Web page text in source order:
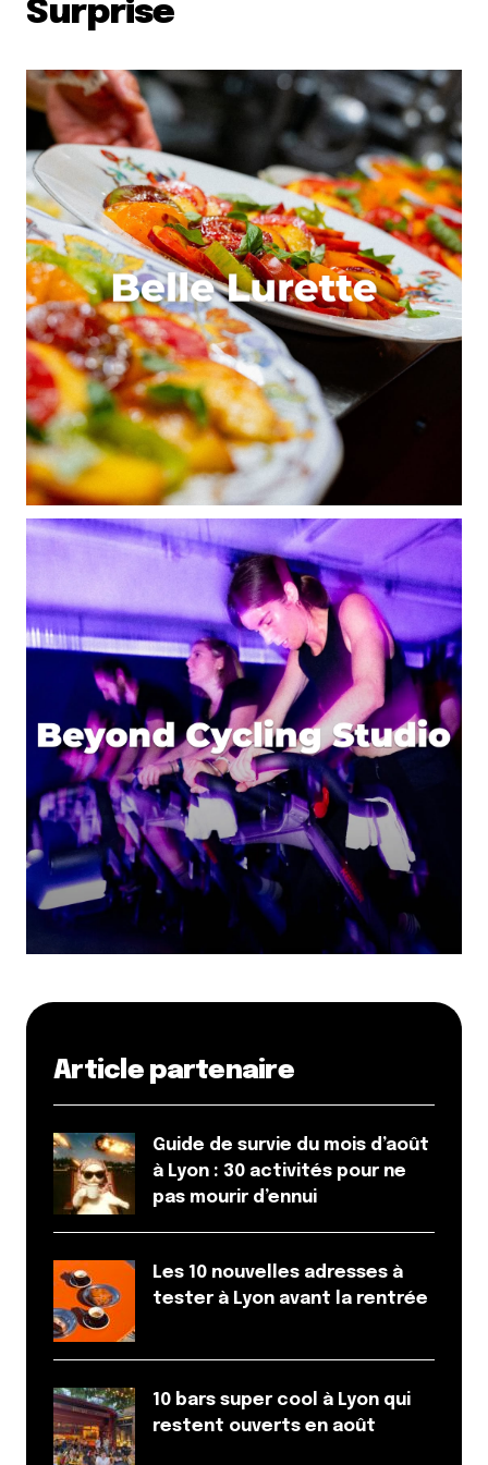
Surprise
Article partenaire
Guide de survie du mois d’août
à Lyon : 30 activités pour ne
pas mourir d’ennui
Les 10 nouvelles adresses à
tester à Lyon avant la rentrée
10 bars super cool à Lyon qui
restent ouverts en août